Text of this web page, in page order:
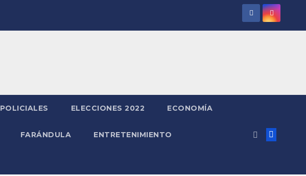
POLICIALES ELECCIONES 2022 ECONOMÍA
FARÁNDULA ENTRETENIMIENTO